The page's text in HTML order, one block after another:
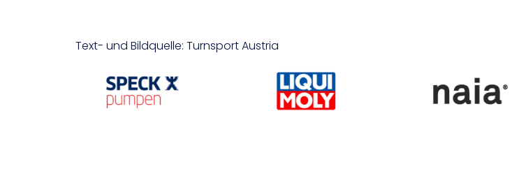
Text- und Bildquelle: Turnsport Austria